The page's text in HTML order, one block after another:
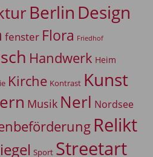
Berlin Design
fenster Flora Friedhof
Handwerk Heim
Kirche Kontrast Kunst
Musik Nerl Nordsee
Relikt
Sport Streetart